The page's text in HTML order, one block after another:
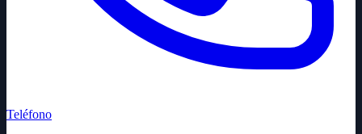
Teléfono